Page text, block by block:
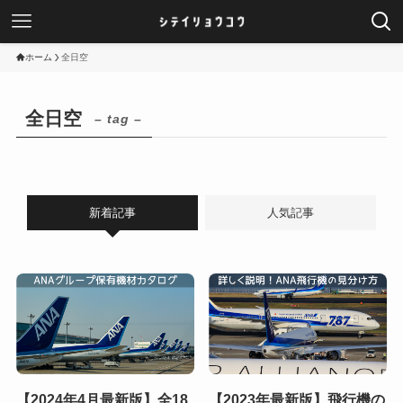
ホーム 全日空
全日空 – tag –
新着記事 人気記事
【2024年4月最新版】全18
【2023年最新版】飛行機の